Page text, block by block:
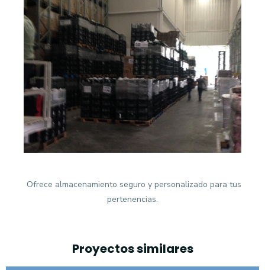
Ofrece almacenamiento seguro y personalizado para tus
pertenencias.
Proyectos similares